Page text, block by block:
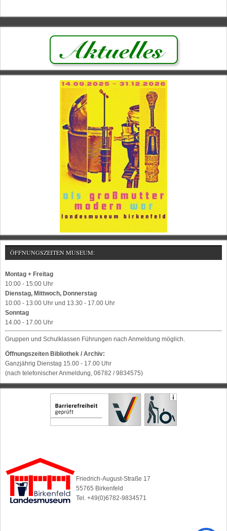
ÖFFNUNGSZEITEN MUSEUM:
Montag + Freitag
10:00 - 15:00 Uhr
Dienstag, Mittwoch, Donnerstag
10:00 - 13:00 Uhr und 13.30 - 17.00 Uhr
Sonntag
14.00 - 17.00 Uhr
Gruppen und Schulklassen Führungen nach Anmeldung möglich.
Öffnungszeiten Bibliothek / Archiv:
Ganzjährig Dienstag 15.00 - 17.00 Uhr
(nach telefonischer Anmeldung, 06782 / 9834575)
Friedrich-August-Straße 17
55765 Birkenfeld
Tel. +49(0)6782-9834571